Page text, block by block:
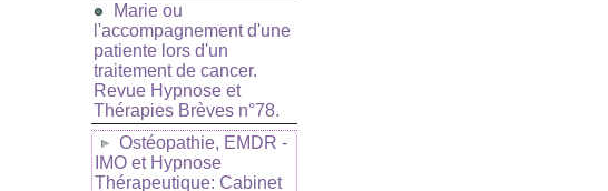
Marie ou
l'accompagnement d'une
patiente lors d'un
traitement de cancer.
Revue Hypnose et
Thérapies Brèves n°78.
Ostéopathie, EMDR -
IMO et Hypnose
Thérapeutique: Cabinet